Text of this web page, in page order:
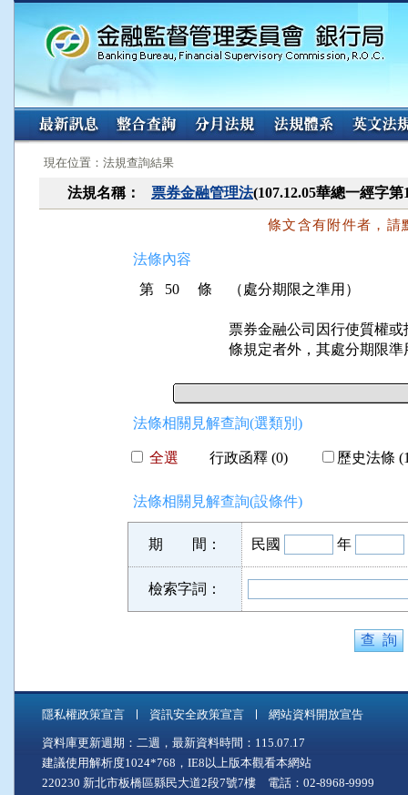
:::
現在位置：法規查詢結果
法規名稱： 票券金融管理法(107.12.05華總一經字
條文含有附件者，請
法條內容
第 50 條
（處分期限之準用）
票券金融公司因行使質權
條規定者外，其處分期限
法條相關見解查詢(選類別)
全選 行政函釋 (0) 歷史法條
法條相關見解查詢(設條件)
期 間： 民國 年
檢索字詞：
隱私權政策宣言 資訊安全政策宣言 網站資料開放宣告
資料庫更新週期：二週，最新資料時間：115.07.17
建議使用解析度1024*768，IE8以上版本觀看本網站
220230 新北市板橋區縣民大道2段7號7樓 電話：02-8968-9999